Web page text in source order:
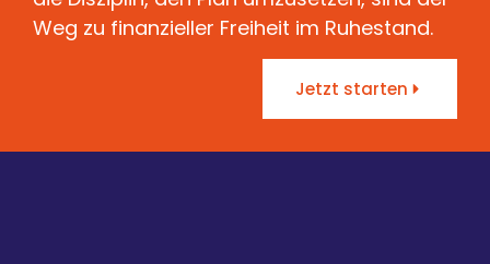
Weg zu finanzieller Freiheit im Ruhestand.
Jetzt starten